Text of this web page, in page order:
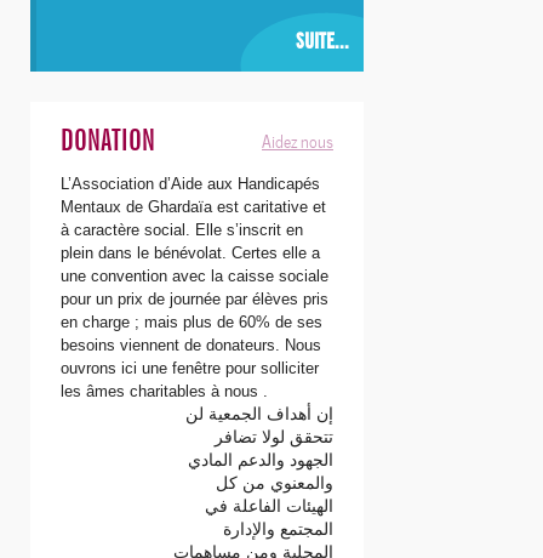
SUITE...
DONATION Aidez nous
L’Association d’Aide aux Handicapés
Mentaux de Ghardaïa est caritative et
à caractère social. Elle s’inscrit en
plein dans le bénévolat. Certes elle a
une convention avec la caisse sociale
pour un prix de journée par élèves pris
en charge ; mais plus de 60% de ses
besoins viennent de donateurs. Nous
ouvrons ici une fenêtre pour solliciter
les âmes charitables à nous .
إن أهداف الجمعية لن
تتحقق لولا تضافر
الجهود والدعم المادي
والمعنوي من كل
الهيئات الفاعلة في
المجتمع والإدارة
المحلية ومن مساهمات